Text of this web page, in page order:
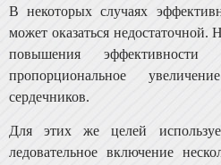
В некоторых случаях
может оказаться
повышения эффективности
пропорциональное
сердечников.
Для этих же целей
ледовательное включение